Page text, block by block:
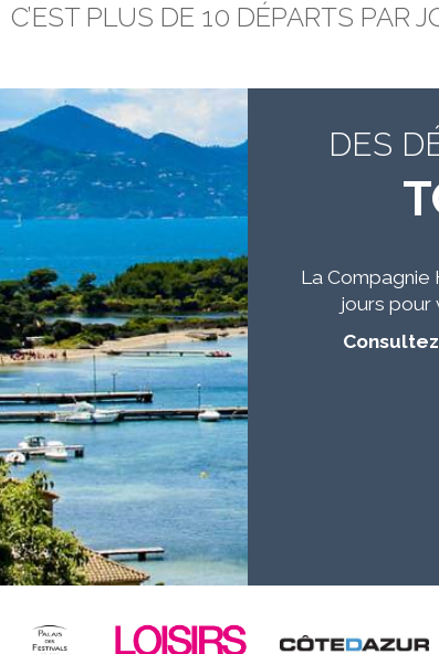
C’EST PLUS DE 10 DÉPARTS PAR
DES
La Compagnie
jours pour